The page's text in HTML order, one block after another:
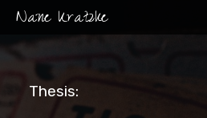
Nane Kratzke
Thesis: